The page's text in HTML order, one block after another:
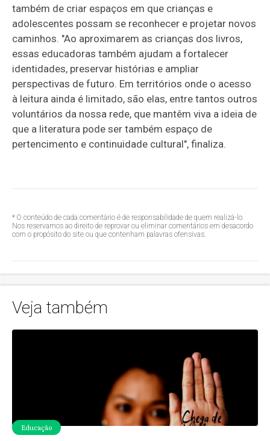
também de criar espaços em que crianças e
adolescentes possam se reconhecer e projetar novos
caminhos. "Ao aproximarem as crianças dos livros,
essas educadoras também ajudam a fortalecer
identidades, preservar histórias e ampliar
perspectivas de futuro. Em territórios onde o acesso
à leitura ainda é limitado, são elas, entre tantos outros
voluntários da nossa rede, que mantêm viva a ideia de
que a literatura pode ser também espaço de
pertencimento e continuidade cultural", finaliza.
* O conteúdo de cada comentário é de responsabilidade de quem realizá-lo.
Nos reservamos ao direito de reprovar ou eliminar comentários em desacordo
com o propósito do site ou que contenham palavras ofensivas.
Veja também
Educação